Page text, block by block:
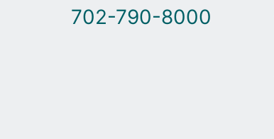
702-790-8000